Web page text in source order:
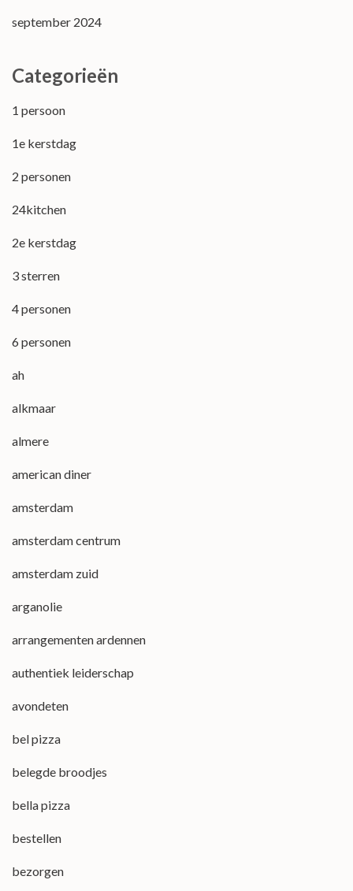
september 2024
Categorieën
1 persoon
1e kerstdag
2 personen
24kitchen
2e kerstdag
3 sterren
4 personen
6 personen
ah
alkmaar
almere
american diner
amsterdam
amsterdam centrum
amsterdam zuid
arganolie
arrangementen ardennen
authentiek leiderschap
avondeten
bel pizza
belegde broodjes
bella pizza
bestellen
bezorgen